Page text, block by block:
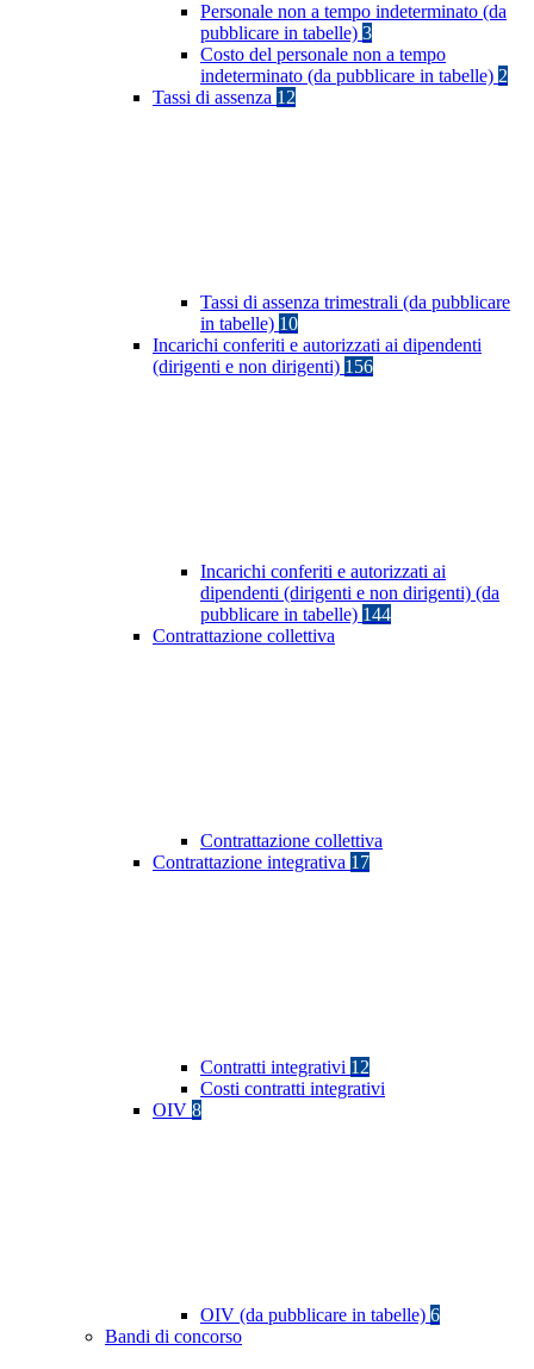
Personale non a tempo indeterminato (da
pubblicare in tabelle) 3
Costo del personale non a tempo
indeterminato (da pubblicare in tabelle) 2
Tassi di assenza 12
Tassi di assenza trimestrali (da pubblicare
in tabelle) 10
Incarichi conferiti e autorizzati ai dipendenti
(dirigenti e non dirigenti) 156
Incarichi conferiti e autorizzati ai
dipendenti (dirigenti e non dirigenti) (da
pubblicare in tabelle) 144
Contrattazione collettiva
Contrattazione collettiva
Contrattazione integrativa 17
Contratti integrativi 12
Costi contratti integrativi
OIV 8
OIV (da pubblicare in tabelle) 6
Bandi di concorso